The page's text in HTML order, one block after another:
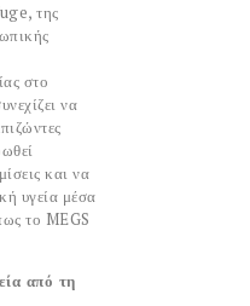
της
στο
να
και να
υγεία μέσα
το MEGS
από τη